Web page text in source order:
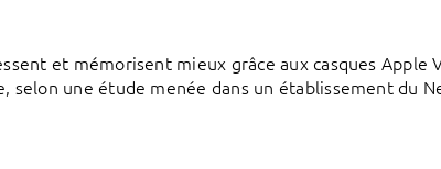
et mémorisent mieux grâce aux casques Apple
selon une étude menée dans un établissement du